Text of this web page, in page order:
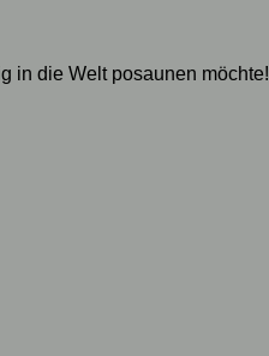
in die Welt posaunen möchte!